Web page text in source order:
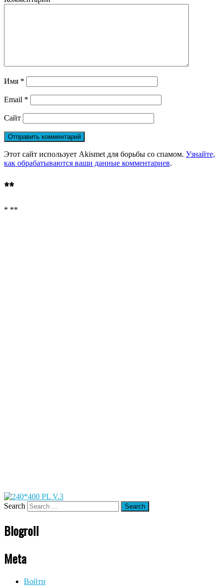
Имя *
Email *
Сайт
Этот сайт использует Akismet для борьбы со спамом. Узнайте,
как обрабатываются ваши данные комментариев.
**
* **
Search
Blogroll
Meta
Войти